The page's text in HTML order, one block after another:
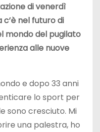
di venerdì
nel futuro di
mondo del pugilato
alle nuove
e dopo 33 anni
lo sport per
sono cresciuto. Mi
una palestra, ho